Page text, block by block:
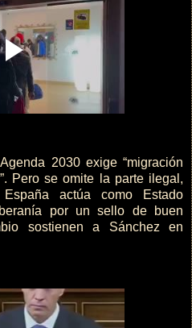
2030 exige “migración
Pero se omite la parte ilegal,
actúa como Estado
por un sello de buen
sostienen a Sánchez en